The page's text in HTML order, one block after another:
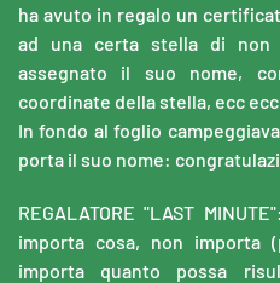
ha avuto in regalo un
ad una certa stella di non
assegnato il suo nome,
coordinate della stella, ecc
In fondo al foglio
porta il suo nome:
REGALATORE "LAST
importa cosa, non
importa quanto possa